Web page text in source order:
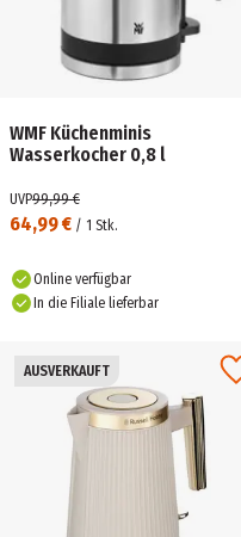
WMF Küchenminis
Wasserkocher 0,8 l
64,99 € / 1 Stk.
UVP99,99 €
Online verfügbar
In die Filiale lieferbar
AUSVERKAUFT